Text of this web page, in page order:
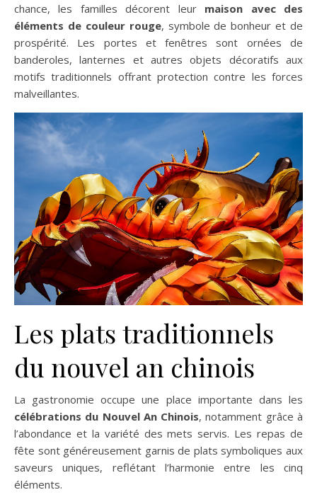
chance, les familles décorent leur maison avec des
éléments de couleur rouge, symbole de bonheur et de
prospérité. Les portes et fenêtres sont ornées de
banderoles, lanternes et autres objets décoratifs aux
motifs traditionnels offrant protection contre les forces
malveillantes.
Les plats traditionnels
du nouvel an chinois
La gastronomie occupe une place importante dans les
célébrations du Nouvel An Chinois, notamment grâce à
l’abondance et la variété des mets servis. Les repas de
fête sont généreusement garnis de plats symboliques aux
saveurs uniques, reflétant l’harmonie entre les cinq
éléments.